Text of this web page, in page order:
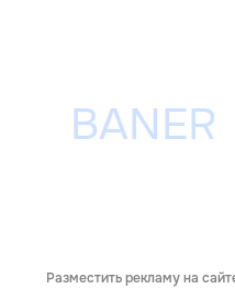
Разместить рекламу на